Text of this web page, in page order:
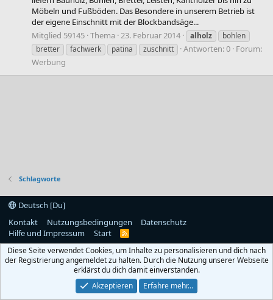
Möbeln und Fußböden. Das Besondere in unserem Betrieb ist
der eigene Einschnitt mit der Blockbandsäge...
Mitglied 59145 Thema 23. Februar 2014 alholz
bohlen
bretter
fachwerk patina zuschnitt Antworten: 0 Forum:
Werbung
Schlagworte
Deutsch [Du]
Kontakt
Nutzungsbedingungen
Datenschutz
Hilfe und Impressum
Start
R
S
Diese Seite verwendet Cookies, um Inhalte zu personalisieren und dich nach
der Registrierung angemeldet zu halten. Durch die Nutzung unserer Webseite
erklärst du dich damit einverstanden.
Akzeptieren
Erfahre mehr…